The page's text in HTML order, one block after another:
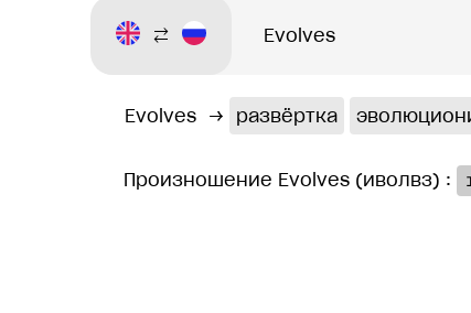
Evolves → развёртка
Произношение Evolves (иволвз) :